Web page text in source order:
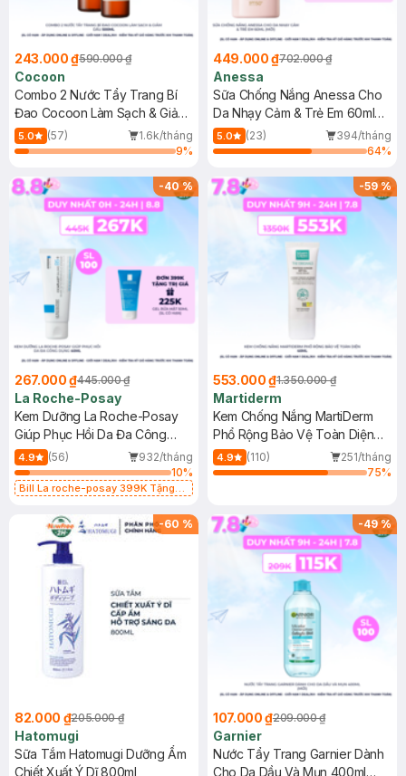
243.000 ₫590.000 ₫
Cocoon
Combo 2 Nước Tẩy Trang Bí
Đao Cocoon Làm Sạch & Giảm
Dầu 500ml
5.0 (57)
1.6k/tháng
9%
449.000 ₫702.000 ₫
Anessa
Sữa Chống Nắng Anessa Cho
Da Nhạy Cảm & Trẻ Em 60ml
(Mới)
5.0 (23)
394/tháng
64%
-40%
267.000 ₫445.000 ₫
La Roche-Posay
Kem Dưỡng La Roche-Posay
Giúp Phục Hồi Da Đa Công
Dụng 40ml
4.9 (56)
932/tháng
10%
Bill La roche-posay 399K Tặng
(SL có hạn)
-59%
553.000 ₫1.350.000 ₫
Martiderm
Kem Chống Nắng MartiDerm
Phổ Rộng Bảo Vệ Toàn Diện
40ml
4.9 (110)
251/tháng
75%
-60 %
82.000 ₫205.000 ₫
Hatomugi
Sữa Tắm Hatomugi Dưỡng Ẩm
Chiết Xuất Ý Dĩ 800ml
-49%
107.000 ₫209.000 ₫
Garnier
Nước Tẩy Trang Garnier Dành
Cho Da Dầu Và Mụn 400ml